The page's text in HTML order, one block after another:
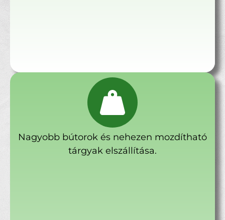
Nagyobb bútorok és nehezen mozdítható
tárgyak elszállítása.